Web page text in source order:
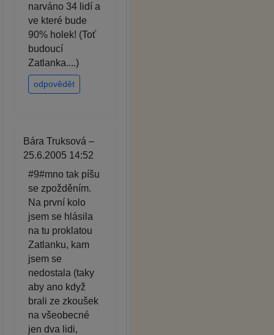
narváno 34 lidí a
ve které bude
90% holek! (Toť
budoucí
Zatlanka....)
odpovědět
Bára Truksová –
25.6.2005 14:52
#9#mno tak píšu
se zpožděním.
Na první kolo
jsem se hlásila
na tu proklatou
Zatlanku, kam
jsem se
nedostala (taky
aby ano když
brali ze zkoušek
na všeobecné
jen dva lidi,